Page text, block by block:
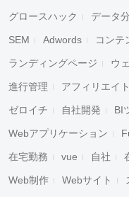
グロースハック データ
SEM Adwords コンテ
ランディングページ ウ
進行管理 アフィリエイト
ゼロイチ 自社開発 BI
Webアプリケーション
在宅勤務 vue 自社
Web制作 Webサイト